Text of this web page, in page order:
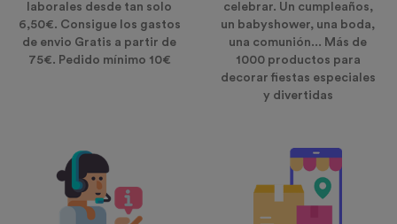
laborales desde tan solo
6,50€. Consigue los gastos
de envio Gratis a partir de
75€. Pedido mínimo 10€
celebrar. Un cumpleaños,
un babyshower, una boda,
una comunión... Más de
1000 productos para
decorar fiestas especiales
y divertidas